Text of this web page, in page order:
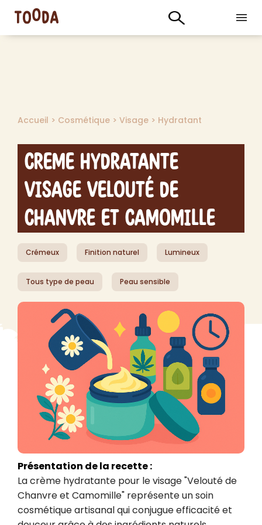
Accueil > Cosmétique > Visage > Hydratant
Creme Hydratante
Visage Velouté de
Chanvre et Camomille
Crémeux Finition naturel Lumineux
Tous type de peau Peau sensible
Présentation de la recette :
La crème hydratante pour le visage "Velouté de
Chanvre et Camomille" représente un soin
cosmétique artisanal qui conjugue efficacité et